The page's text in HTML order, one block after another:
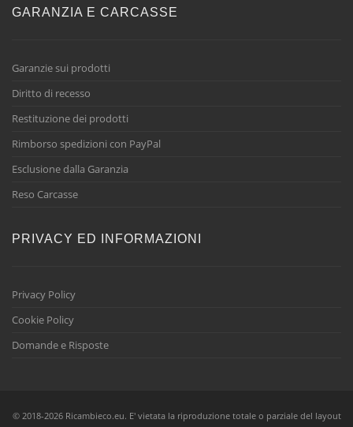
GARANZIA E CARCASSE
Garanzie sui prodotti
Diritto di recesso
Restituzione dei prodotti
Rimborso spedizioni con PayPal
Esclusione dalla Garanzia
Reso Carcasse
PRIVACY ED INFORMAZIONI
Privacy Policy
Cookie Policy
Domande e Risposte
© 2018-2026 Ricambieco.eu. E' vietata la riproduzione totale o parziale del layout